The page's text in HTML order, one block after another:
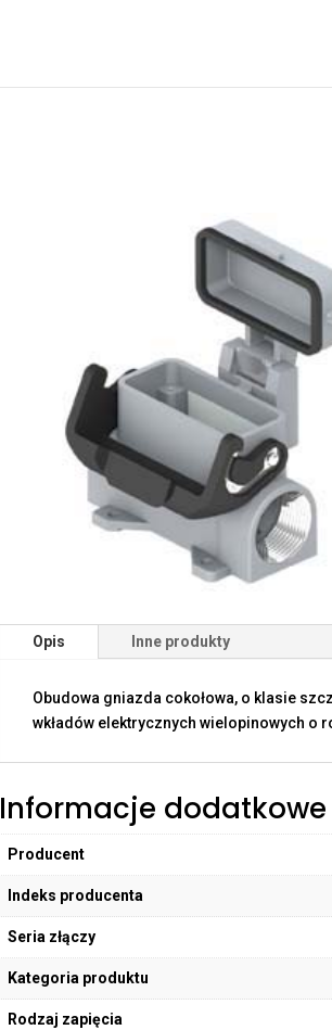
Opis Inne produkty
Obudowa gniazda cokołowa, o klasie
wkładów elektrycznych wielopinowych o
Informacje dodatkowe
Producent
Indeks producenta
Seria złączy
Kategoria produktu
Rodzaj zapięcia